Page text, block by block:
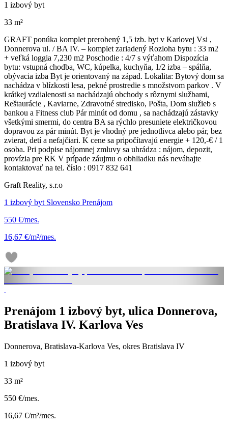
1 izbový byt
33 m²
GRAFT ponúka komplet prerobený 1,5 izb. byt v Karlovej Vsi ,
Donnerova ul. / BA IV. – komplet zariadený Rozloha bytu : 33 m2
+ veľká loggia 7,230 m2 Poschodie : 4/7 s výťahom Dispozícia
bytu: vstupná chodba, WC, kúpelka, kuchyňa, 1/2 izba – spálňa,
obývacia izba Byt je orientovaný na západ. Lokalita: Bytový dom sa
nachádza v blízkosti lesa, pekné prostredie s množstvom parkov . V
krátkej vzdialenosti sa nachádzajú obchody s rôznymi službami,
Reštaurácie , Kaviarne, Zdravotné stredisko, Pošta, Dom služieb s
bankou a Fitness club Pár minút od domu , sa nachádzajú zástavky
všetkými smermi, do centra BA sa rýchlo presuniete električkovou
dopravou za pár minút. Byt je vhodný pre jednotlivca alebo pár, bez
zvierat, detí a nefajčiari. K cene sa pripočítavajú energie + 120,-€ / 1
osoba. Pri podpise nájomnej zmluvy sa uhrádza : nájom, depozit,
provízia pre RK V prípade záujmu o obhliadku nás neváhajte
kontaktovať na tel. číslo : 0917 832 641
Graft Reality, s.r.o
1 izbový byt Slovensko Prenájom
550 €/mes.
16,67 €/m²/mes.
Prenájom 1 izbový byt, ulica Donnerova,
Bratislava IV. Karlova Ves
Donnerova, Bratislava-Karlova Ves, okres Bratislava IV
1 izbový byt
33 m²
550 €/mes.
16,67 €/m²/mes.